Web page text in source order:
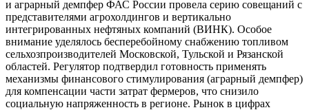
и аграрный демпфер ФАС России провела серию совещаний с
представителями агрохолдингов и вертикально
интегрированных нефтяных компаний (ВИНК). Особое
внимание уделялось бесперебойному снабжению топливом
сельхозпроизводителей Московской, Тульской и Рязанской
областей. Регулятор подтвердил готовность применять
механизмы финансового стимулирования (аграрный демпфер)
для компенсации части затрат фермеров, что снизило
социальную напряженность в регионе. Рынок в цифрах